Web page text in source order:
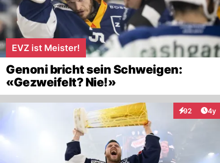
EVZ ist Meister!
Genoni bricht sein Schweigen:
«Gezweifelt? Nie!»
92
Interaktionen
4y